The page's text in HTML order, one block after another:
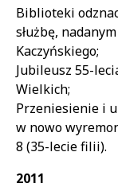
Biblioteki
służbę,
Kaczyńskiego;
Jubileusz 55-
Wielkich;
Przeniesienie i
w nowo
8 (35-lecie filii).
2011